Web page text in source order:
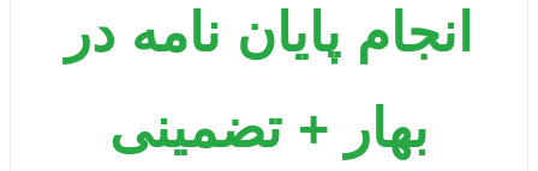
انجام پایان نامه در
بهار + تضمینی